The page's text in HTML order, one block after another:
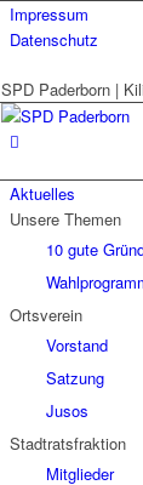
Impressum
Datenschutz
SPD Paderborn |
Aktuelles
Unsere Themen
10 gute
Ortsverein
Vorstand
Satzung
Jusos
Stadtratsfraktion
Mitglieder